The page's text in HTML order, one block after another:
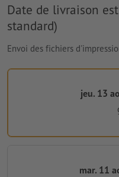
Date de livraison
standard)
Envoi des fichiers
jeu. 13
mar. 11